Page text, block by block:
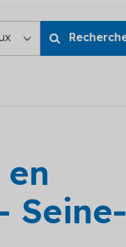
en
Seine-